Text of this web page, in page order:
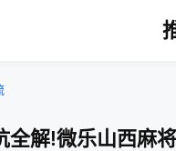
全解!微乐山西麻